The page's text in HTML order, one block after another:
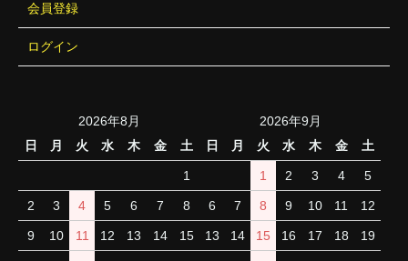
会員登録
ログイン
2026年8月
日
月 火 水 木 金 土
1
2 3 4 5 6 7 8
9 10 11 12 13 14 15
2026年9月
日
月 火 水 木 金 土
1 2 3 4 5
6 7 8 9 10 11 12
13 14 15 16 17 18 19